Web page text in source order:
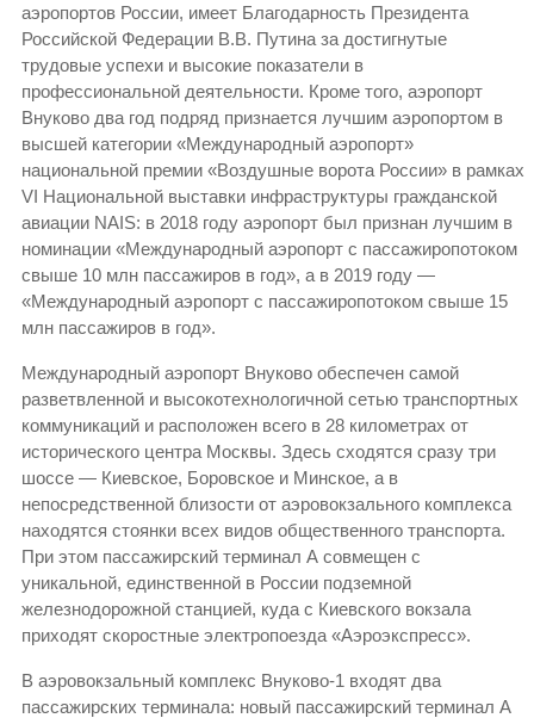
аэропортов России, имеет Благодарность Президента
Российской Федерации В.В. Путина за достигнутые
трудовые успехи и высокие показатели в
профессиональной деятельности. Кроме того, аэропорт
Внуково два год подряд признается лучшим аэропортом в
высшей категории «Международный аэропорт»
национальной премии «Воздушные ворота России» в рамках
VI Национальной выставки инфраструктуры гражданской
авиации NAIS: в 2018 году аэропорт был признан лучшим в
номинации «Международный аэропорт с пассажиропотоком
свыше 10 млн пассажиров в год», а в 2019 году —
«Международный аэропорт с пассажиропотоком свыше 15
млн пассажиров в год».
Международный аэропорт Внуково обеспечен самой
разветвленной и высокотехнологичной сетью транспортных
коммуникаций и расположен всего в 28 километрах от
исторического центра Москвы. Здесь сходятся сразу три
шоссе — Киевское, Боровское и Минское, а в
непосредственной близости от аэровокзального комплекса
находятся стоянки всех видов общественного транспорта.
При этом пассажирский терминал А совмещен с
уникальной, единственной в России подземной
железнодорожной станцией, куда с Киевского вокзала
приходят скоростные электропоезда «Аэроэкспресс».
В аэровокзальный комплекс Внуково-1 входят два
пассажирских терминала: новый пассажирский терминал А